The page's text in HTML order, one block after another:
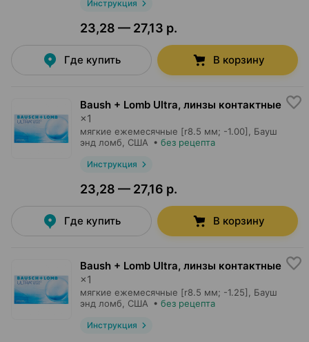
Инструкция
23,28 — 27,13 р.
Где купить В корзину
Baush + Lomb Ultra, линзы контактные
×1
мягкие ежемесячные [r8.5 мм; -1.00],
Бауш
энд ломб , США • без рецепта
Инструкция
23,28 — 27,16 р.
Где купить В корзину
Baush + Lomb Ultra, линзы контактные
×1
мягкие ежемесячные [r8.5 мм; -1.25],
Бауш
энд ломб , США • без рецепта
Инструкция